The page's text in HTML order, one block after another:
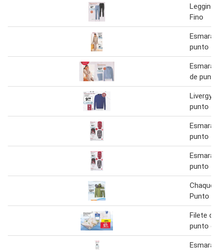
Fino
Esmara
punto
Esmara
de
Livergy
punto
Esmara
punto
Esmara
punto
Punto
Filete
punto
Esmara